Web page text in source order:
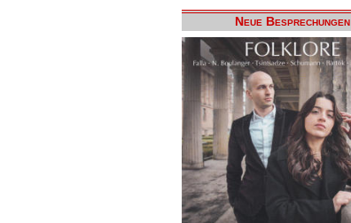
Neue Besprechungen